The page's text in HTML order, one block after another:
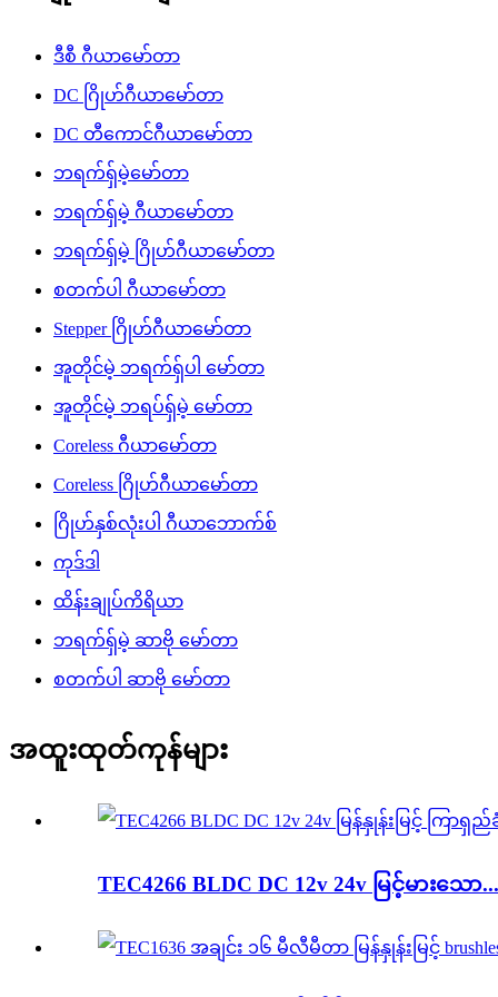
ဒီစီ ဂီယာမော်တာ
DC ဂြိုဟ်ဂီယာမော်တာ
DC တီကောင်ဂီယာမော်တာ
ဘရက်ရှ်မဲ့မော်တာ
ဘရက်ရှ်မဲ့ ဂီယာမော်တာ
ဘရက်ရှ်မဲ့ ဂြိုဟ်ဂီယာမော်တာ
စတက်ပါ ဂီယာမော်တာ
Stepper ဂြိုဟ်ဂီယာမော်တာ
အူတိုင်မဲ့ ဘရက်ရှ်ပါ မော်တာ
အူတိုင်မဲ့ ဘရပ်ရှ်မဲ့ မော်တာ
Coreless ဂီယာမော်တာ
Coreless ဂြိုဟ်ဂီယာမော်တာ
ဂြိုဟ်နှစ်လုံးပါ ဂီယာဘောက်စ်
ကုဒ်ဒါ
ထိန်းချုပ်ကိရိယာ
ဘရက်ရှ်မဲ့ ဆာဗို မော်တာ
စတက်ပါ ဆာဗို မော်တာ
အထူးထုတ်ကုန်များ
TEC4266 BLDC DC 12v 24v မြင့်မားသော...